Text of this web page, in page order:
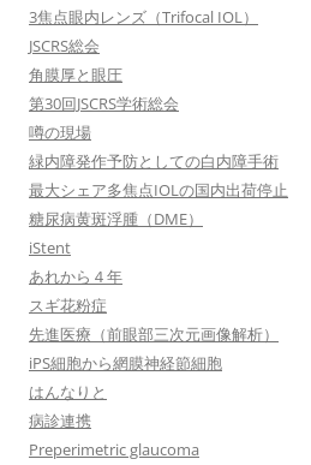
3焦点眼内レンズ（Trifocal IOL）
JSCRS総会
角膜厚と眼圧
第30回JSCRS学術総会
噂の現場
緑内障発作予防としての白内障手術
最大シェア多焦点IOLの国内出荷停止
糖尿病黄斑浮腫（DME）
iStent
あれから４年
スギ花粉症
先進医療（前眼部三次元画像解析）
iPS細胞から網膜神経節細胞
はんなりと
病診連携
Preperimetric glaucoma